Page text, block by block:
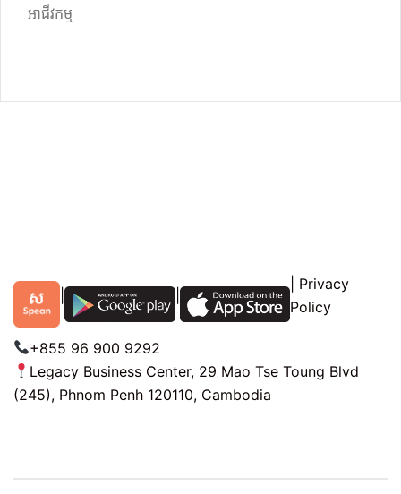
អាជីវកម្ម
| |
Privacy
Policy
+855 96 900 9292
Legacy Business Center, 29 Mao Tse Toung Blvd
(245), Phnom Penh 120110, Cambodia